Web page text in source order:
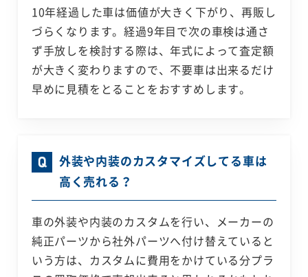
10年経過した車は価値が大きく下がり、再販し
づらくなります。経過9年目で次の車検は通さ
ず手放しを検討する際は、年式によって査定額
が大きく変わりますので、不要車は出来るだけ
早めに見積をとることをおすすめします。
外装や内装のカスタマイズしてる車は
高く売れる？
車の外装や内装のカスタムを行い、メーカーの
純正パーツから社外パーツへ付け替えていると
いう方は、カスタムに費用をかけている分プラ